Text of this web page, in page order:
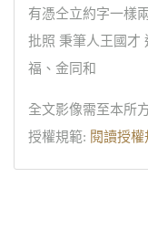
有憑仝立約字一樣
批照 秉筆人王國才
福、金同和
全文影像需至本所
授權規範: 閱讀授權